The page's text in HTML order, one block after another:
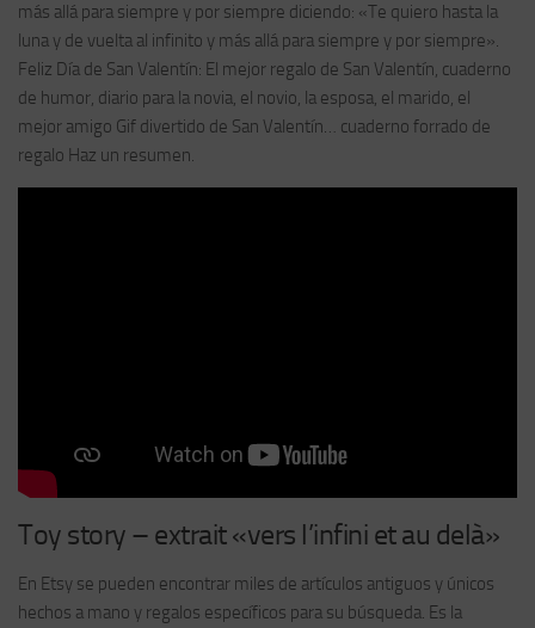
más allá para siempre y por siempre diciendo: «Te quiero hasta la
luna y de vuelta al infinito y más allá para siempre y por siempre».
Feliz Día de San Valentín: El mejor regalo de San Valentín, cuaderno
de humor, diario para la novia, el novio, la esposa, el marido, el
mejor amigo Gif divertido de San Valentín… cuaderno forrado de
regalo Haz un resumen.
Toy story – extrait «vers l’infini et au delà»
En Etsy se pueden encontrar miles de artículos antiguos y únicos
hechos a mano y regalos específicos para su búsqueda. Es la